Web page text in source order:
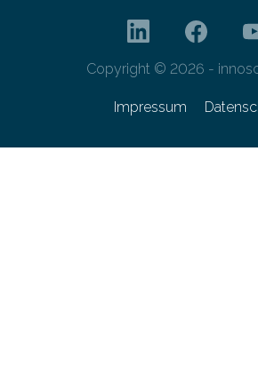
Copyright © 2026 -
Impressum